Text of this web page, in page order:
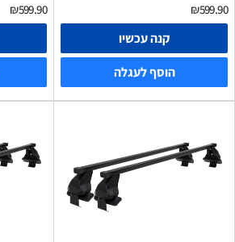
₪599.90
קנה עכשיו
הוסף לעגלה
₪599.90